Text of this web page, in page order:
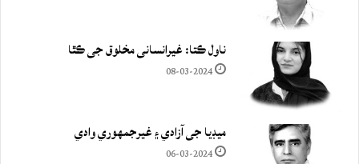
ناول ڪتا: غيرانساني مخلوق جي ڪٿا
08-03-2024
ميڊيا جي آزادي ۽ غيرجمھوري وادي
06-03-2024